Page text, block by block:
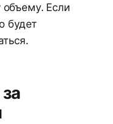
объему. Если
будет